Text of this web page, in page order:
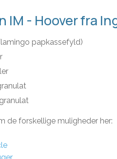
IM - Hoover fra
papkassefyld)
de forskellige muligheder her: